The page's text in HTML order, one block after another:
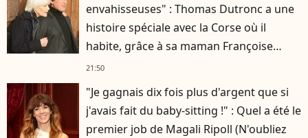
envahisseuses" : Thomas Dutronc a une
histoire spéciale avec la Corse où il
habite, grâce à sa maman Françoise
Hardy
21:50
"Je gagnais dix fois plus d'argent que si
j'avais fait du baby-sitting !" : Quel a été le
premier job de Magali Ripoll (N'oubliez